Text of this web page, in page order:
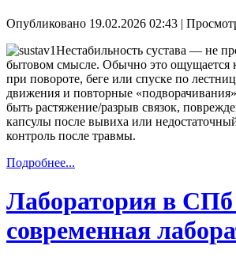
Опубликовано 19.02.2026 02:43 |
Нестабильность сустава — не
бытовом смысле. Обычно это ощущается
при повороте, беге или спуске по
движения и повторные
быть растяжение/разрыв связок,
капсулы после вывиха или
контроль после травмы.
Подробнее...
Лаборатория в СПб
современная